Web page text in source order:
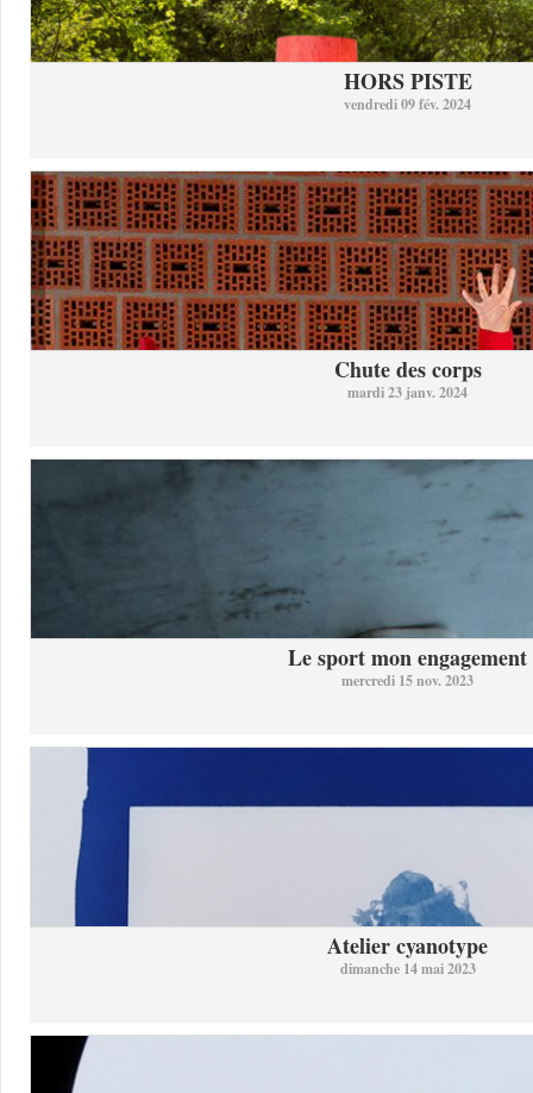
HORS PISTE
vendredi 09 fév. 2024
Chute des corps
mardi 23 janv. 2024
Le sport mon engagement
mercredi 15 nov. 2023
Atelier cyanotype
dimanche 14 mai 2023